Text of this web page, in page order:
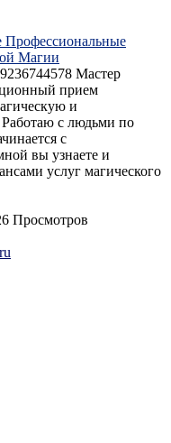
Профессиональные
Магии
Мастер
прием
и
Работаю с людьми по
с
вы узнаете и
услуг магического
Просмотров